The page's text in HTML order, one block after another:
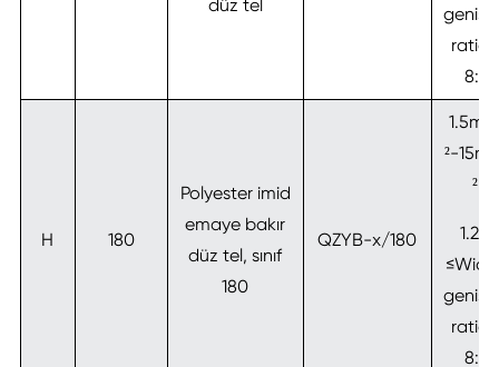
düz tel
ratio≤
8:1
H 180
Polyester imid
emaye bakır
düz tel, sınıf
180
QZYB-x/180
²-
²
1.2:1
ratio≤
8:1